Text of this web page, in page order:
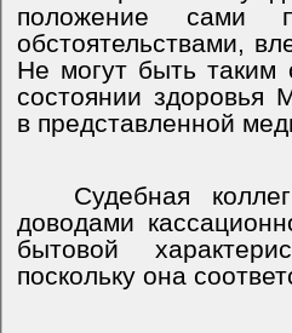
положение
обстоятельствами,
Не могут быть таким
состоянии
в представленной
Судебная
доводами
бытовой
поскольку она